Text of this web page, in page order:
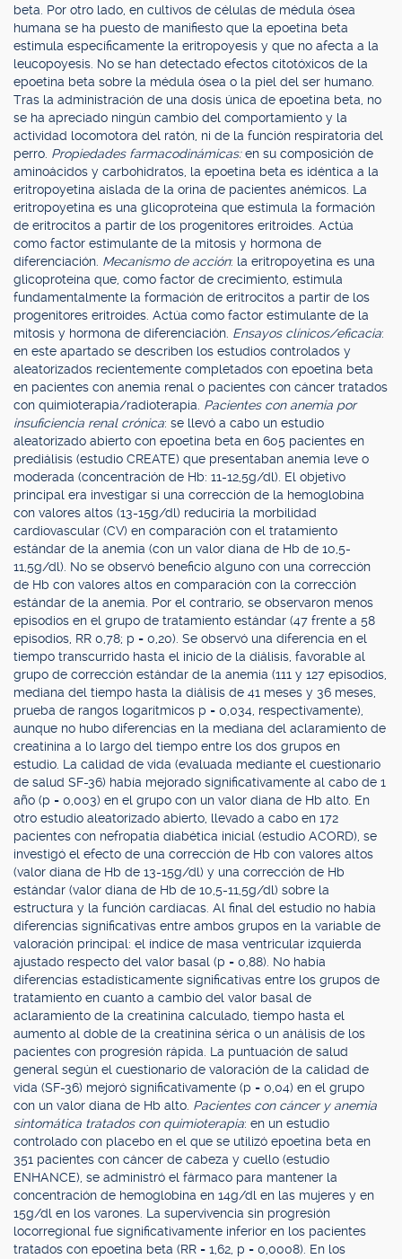
beta. Por otro lado, en cultivos de células de médula ósea
humana se ha puesto de manifiesto que la epoetina beta
estimula específicamente la eritropoyesis y que no afecta a la
leucopoyesis. No se han detectado efectos citotóxicos de la
epoetina beta sobre la médula ósea o la piel del ser humano.
Tras la administración de una dosis única de epoetina beta, no
se ha apreciado ningún cambio del comportamiento y la
actividad locomotora del ratón, ni de la función respiratoria del
perro. Propiedades farmacodinámicas:en su composición de
aminoácidos y carbohidratos, la epoetina beta es idéntica a la
eritropoyetina aislada de la orina de pacientes anémicos. La
eritropoyetina es una glicoproteína que estimula la formación
de eritrocitos a partir de los progenitores eritroides. Actúa
como factor estimulante de la mitosis y hormona de
diferenciación. Mecanismo de acción: la eritropoyetina es una
glicoproteína que, como factor de crecimiento, estimula
fundamentalmente la formación de eritrocitos a partir de los
progenitores eritroides. Actúa como factor estimulante de la
mitosis y hormona de diferenciación. Ensayos clínicos/eficacia:
en este apartado se describen los estudios controlados y
aleatorizados recientemente completados con epoetina beta
en pacientes con anemia renal o pacientes con cáncer tratados
con quimioterapia/radioterapia. Pacientes con anemia por
insuficiencia renal crónica: se llevó a cabo un estudio
aleatorizado abierto con epoetina beta en 605 pacientes en
prediálisis (estudio CREATE) que presentaban anemia leve o
moderada (concentración de Hb: 11-12,5g/dl). El objetivo
principal era investigar si una corrección de la hemoglobina
con valores altos (13-15g/dl) reduciría la morbilidad
cardiovascular (CV) en comparación con el tratamiento
estándar de la anemia (con un valor diana de Hb de 10,5-
11,5g/dl). No se observó beneficio alguno con una corrección
de Hb con valores altos en comparación con la corrección
estándar de la anemia. Por el contrario, se observaron menos
episodios en el grupo de tratamiento estándar (47 frente a 58
episodios, RR 0,78; p = 0,20). Se observó una diferencia en el
tiempo transcurrido hasta el inicio de la diálisis, favorable al
grupo de corrección estándar de la anemia (111 y 127 episodios,
mediana del tiempo hasta la diálisis de 41 meses y 36 meses,
prueba de rangos logarítmicos p = 0,034, respectivamente),
aunque no hubo diferencias en la mediana del aclaramiento de
creatinina a lo largo del tiempo entre los dos grupos en
estudio. La calidad de vida (evaluada mediante el cuestionario
de salud SF-36) había mejorado significativamente al cabo de 1
año (p = 0,003) en el grupo con un valor diana de Hb alto. En
otro estudio aleatorizado abierto, llevado a cabo en 172
pacientes con nefropatía diabética inicial (estudio ACORD), se
investigó el efecto de una corrección de Hb con valores altos
(valor diana de Hb de 13-15g/dl) y una corrección de Hb
estándar (valor diana de Hb de 10,5-11,5g/dl) sobre la
estructura y la función cardíacas. Al final del estudio no había
diferencias significativas entre ambos grupos en la variable de
valoración principal: el índice de masa ventricular izquierda
ajustado respecto del valor basal (p = 0,88). No había
diferencias estadísticamente significativas entre los grupos de
tratamiento en cuanto a cambio del valor basal de
aclaramiento de la creatinina calculado, tiempo hasta el
aumento al doble de la creatinina sérica o un análisis de los
pacientes con progresión rápida. La puntuación de salud
general según el cuestionario de valoración de la calidad de
vida (SF-36) mejoró significativamente (p = 0,04) en el grupo
con un valor diana de Hb alto. Pacientes con cáncer y anemia
sintomática tratados con quimioterapia: en un estudio
controlado con placebo en el que se utilizó epoetina beta en
351 pacientes con cáncer de cabeza y cuello (estudio
ENHANCE), se administró el fármaco para mantener la
concentración de hemoglobina en 14g/dl en las mujeres y en
15g/dl en los varones. La supervivencia sin progresión
locorregional fue significativamente inferior en los pacientes
tratados con epoetina beta (RR = 1,62, p = 0,0008). En los